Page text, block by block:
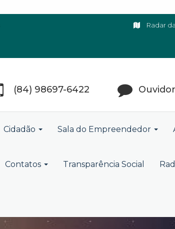
Radar
(84) 98697-6422
Cidadão Sala do Empreendedor
Contatos Transparência Social